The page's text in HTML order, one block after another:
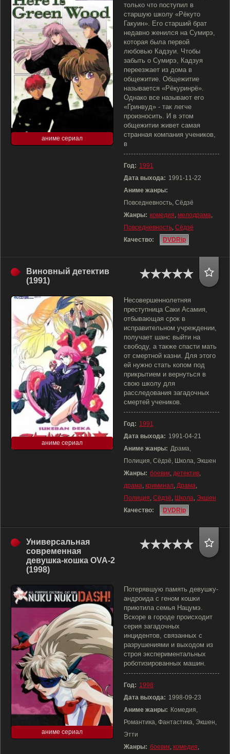
аниме сериал
только что поступил в
старшую школу «Рёкуто
Гакуин». Его старший брат
недавно женился на Сумирэ,
которая была первой
любовью Кадзуи. Чтобы
забыть о Сумирэ, Кадзуя
переезжает из дома в
общежитие. Общежитие
называется «Рёкуринрё».
Однако все называют его
«Гринвуд» - так легче
произносить. И в этом
общежитии живет самая
странная компания учеников,
в
Год: 1991
Дата выхода: 1991-11-22
Аниме жанры:
Повседневность, Сёдзё
Жанры: комедия, мелодрама,
Повседневность, Сёдзё
Качество:
DVDRip
Виновный детектив
(1991)
аниме сериал
Несовершеннолетняя
преступница Саки Асамия,
отбывающая срок в
исправительном учреждении,
получает шанс выйти на
свободу, а также спасти мать
от смертной казни. Для этого
ей нужно стать копом под
прикрытием и вернуться в
свою школу для
расследования загадочных
смертей учеников.
Год: 1991
Дата выхода: 1991-04-21
Аниме жанры: Драма,
Полиция, Сёдзё, Школа, Экшен
Жанры: боевик, детектив,
драма, криминал, Драма,
Полиция, Сёдзё, Школа, Экшен
Качество:
DVDRip
Универсальная
современная
девyшка-кошка OVA-2
(1998)
аниме сериал
Потерявшую память девушку-
андроида с геном кошки
приютила семья Нацумэ.
Вскоре в городе происходит
серия загадочных
инцидентов, связанных с
разрушениями и выходом из
строя экспериментальных
роботизированных машин.
Год: 1998
Дата выхода: 1998-09-23
Аниме жанры: Комедия,
Романтика, Фантастика, Экшен,
Этти
Жанры: боевик, комедия,